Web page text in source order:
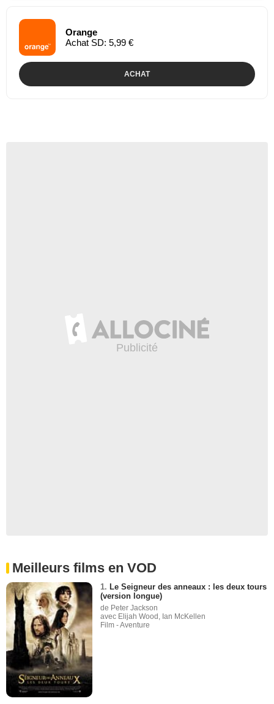
Orange
Achat SD: 5,99 €
ACHAT
Meilleurs films en VOD
1. Le Seigneur des anneaux : les deux tours
(version longue)
de Peter Jackson
avec Elijah Wood, Ian McKellen
Film - Aventure